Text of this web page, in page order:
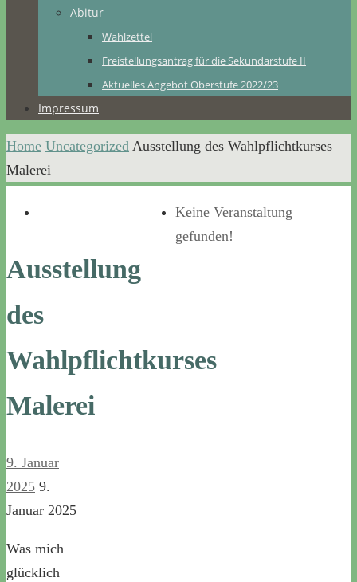
Abitur
Wahlzettel
Freistellungsantrag für die Sekundarstufe II
Aktuelles Angebot Oberstufe 2022/23
Impressum
Home Uncategorized Ausstellung des Wahlpflichtkurses
Malerei
Ausstellung
des
Wahlpflichtkurses
Malerei
9. Januar
2025 9.
Januar 2025
Was mich
glücklich
Keine Veranstaltung
gefunden!